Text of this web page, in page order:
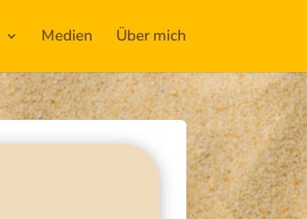
Medien Über mich